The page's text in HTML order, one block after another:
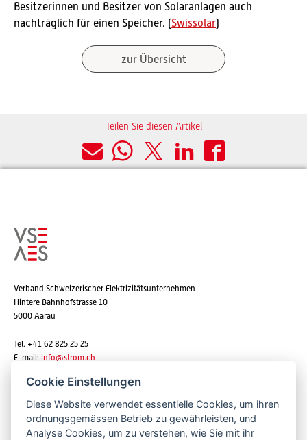
Besitzerinnen und Besitzer von Solaranlagen auch
nachträglich für einen Speicher. (Swissolar)
zur Übersicht
Teilen Sie diesen Artikel
Verband Schweizerischer Elektrizitätsunternehmen
Hintere Bahnhofstrasse 10
5000 Aarau
Tel. +41 62 825 25 25
E-mail: info@strom.ch
Newsletter abonnieren
Cookie Einstellungen
Diese Website verwendet essentielle Cookies, um ihren
ordnungsgemässen Betrieb zu gewährleisten, und
Analyse Cookies, um zu verstehen, wie Sie mit ihr